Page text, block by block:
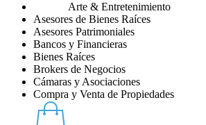
Arte & Entretenimiento
Asesores de Bienes Raíces
Asesores Patrimoniales
Bancos y Financieras
Bienes Raíces
Brokers de Negocios
Cámaras y Asociaciones
Compra y Venta de Propiedades